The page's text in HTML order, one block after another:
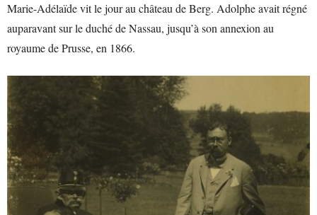
Marie-Adélaïde vit le jour au château de Berg. Adolphe avait régné
auparavant sur le duché de Nassau, jusqu’à son annexion au
royaume de Prusse, en 1866.